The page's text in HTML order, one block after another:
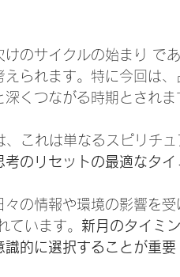
けのサイクルの始まり で
られます。特に今回は
くつながる時期とされま
、これは単なるスピリチュ
のリセットの最適なタイ
々の情報や環境の影響を
ています。 新月のタイミ
識的に選択することが重要